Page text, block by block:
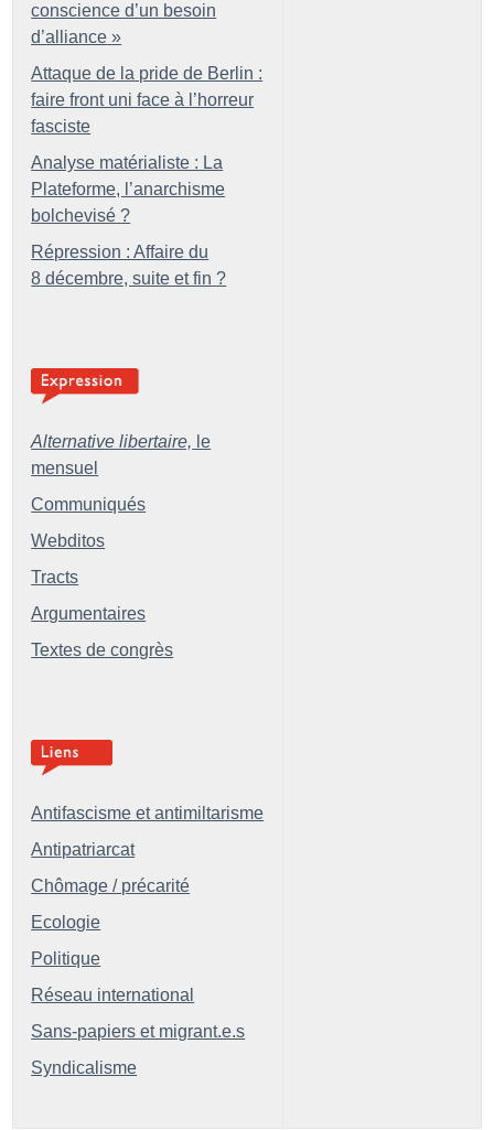
conscience d’un besoin
d’alliance »
Attaque de la pride de Berlin :
faire front uni face à l’horreur
fasciste
Analyse matérialiste : La
Plateforme, l’anarchisme
bolchevisé ?
Répression : Affaire du
8 décembre, suite et fin ?
Alternative libertaire, le
mensuel
Communiqués
Webditos
Tracts
Argumentaires
Textes de congrès
Antifascisme et antimiltarisme
Antipatriarcat
Chômage / précarité
Ecologie
Politique
Réseau international
Sans-papiers et migrant.e.s
Syndicalisme